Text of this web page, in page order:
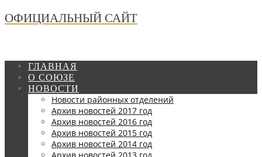
ОФИЦИАЛЬНЫЙ САЙТ
ГЛАВНАЯ
О СОЮЗЕ
НОВОСТИ
Новости районных отделений
Архив новостей 2017 год
Архив новостей 2016 год
Архив новостей 2015 год
Архив новостей 2014 год